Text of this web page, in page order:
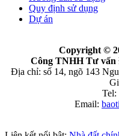
Quy định sử dụng
Dự án
Copyright ©
Công TNHH Tư vấn
Địa chỉ: số 14, ngõ 143
Tel:
Email: